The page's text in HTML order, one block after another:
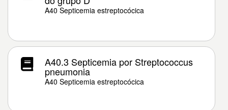
A40 Septicemia estreptocócica
A40.3 Septicemia por Streptococcus
pneumonia
A40 Septicemia estreptocócica